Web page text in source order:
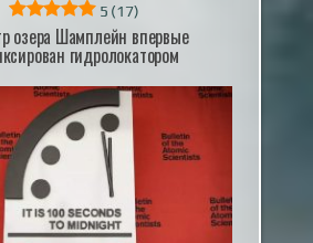
5 (17)
озера Шамплейн впервые
гидролокатором